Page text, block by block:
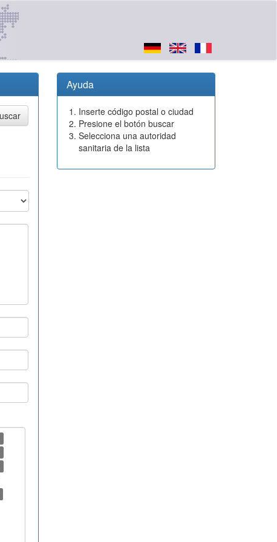
Ayuda
Inserte código postal o ciudad
Presione el botón buscar
Selecciona una autoridad
sanitaria de la lista